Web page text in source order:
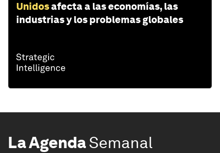
Unidosafecta a las economías, las
industrias y los problemas globales
La AgendaSemanal